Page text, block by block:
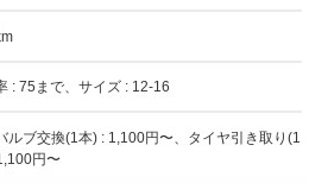
: 75まで、サイズ : 12-16
ルブ交換(1本) : 1,100円〜、タイヤ引き取り(1
円〜